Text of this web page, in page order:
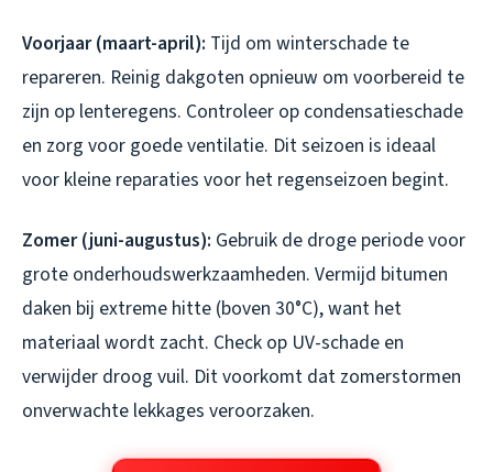
Voorjaar (maart-april): Tijd om winterschade te
repareren. Reinig dakgoten opnieuw om voorbereid te
zijn op lenteregens. Controleer op condensatieschade
en zorg voor goede ventilatie. Dit seizoen is ideaal
voor kleine reparaties voor het regenseizoen begint.
Zomer (juni-augustus): Gebruik de droge periode voor
grote onderhoudswerkzaamheden. Vermijd bitumen
daken bij extreme hitte (boven 30°C), want het
materiaal wordt zacht. Check op UV-schade en
verwijder droog vuil. Dit voorkomt dat zomerstormen
onverwachte lekkages veroorzaken.